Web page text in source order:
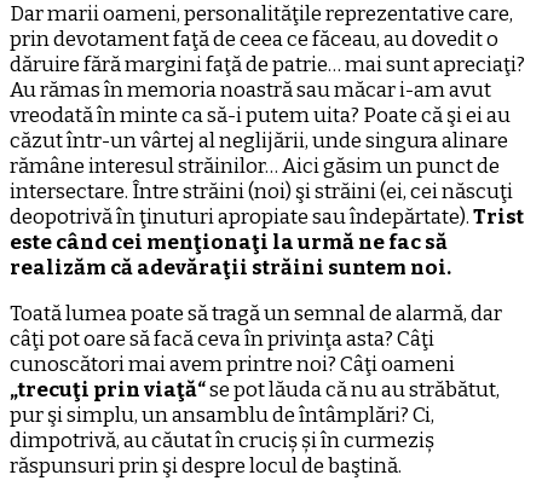
Dar marii oameni, personalităţile reprezentative care,
prin devotament faţă de ceea ce făceau, au dovedit o
dăruire fără margini faţă de patrie… mai sunt apreciaţi?
Au rămas în memoria noastră sau măcar i-am avut
vreodată în minte ca să-i putem uita? Poate că şi ei au
căzut într-un vârtej al neglijării, unde singura alinare
rămâne interesul străinilor… Aici găsim un punct de
intersectare. Între străini (noi) şi străini (ei, cei născuţi
deopotrivă în ţinuturi apropiate sau îndepărtate).Trist
este când cei menţionaţi la urmă ne fac să
realizăm că adevăraţii străini suntem noi.
Toată lumea poate să tragă un semnal de alarmă, dar
câţi pot oare să facă ceva în privinţa asta? Câţi
cunoscători mai avem printre noi? Câţi oameni
„trecuţi prin viaţă“se pot lăuda că nu au străbătut,
pur şi simplu, un ansamblu de întâmplări? Ci,
dimpotrivă, au căutat în cruciș și în curmeziș
răspunsuri prin şi despre locul de baştină.